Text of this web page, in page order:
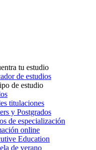
tu estudio
de estudios
de estudio
titulaciones
y Postgrados
de especialización
online
Education
de verano